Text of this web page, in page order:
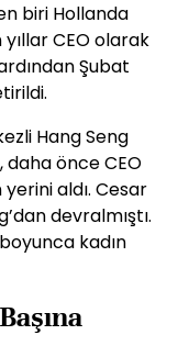
biri Hollanda
CEO olarak
Şubat
Hang Seng
daha önce CEO
aldı. Cesar
devralmıştı.
kadın